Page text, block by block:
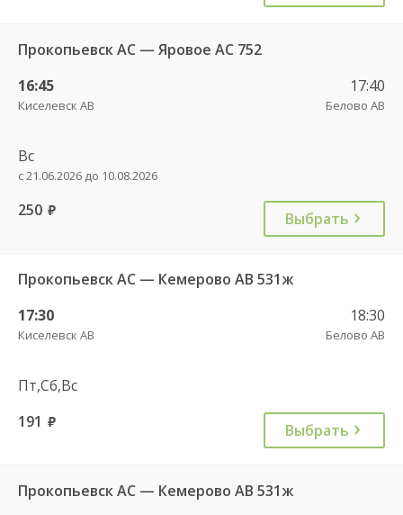
Прокопьевск АС — Яровое АС 752
16:45
Киселевск АВ
17:40
Белово АВ
Вс
с 21.06.2026 до 10.08.2026
250 руб. Выбрать
Прокопьевск АС — Кемерово АВ 531ж
17:30
Киселевск АВ
18:30
Белово АВ
Пт,Сб,Вс
191 руб. Выбрать
Прокопьевск АС — Кемерово АВ 531ж